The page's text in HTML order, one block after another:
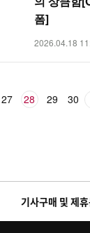
폼]
2026.04.18
27 28 29 30
기사구매 및 제